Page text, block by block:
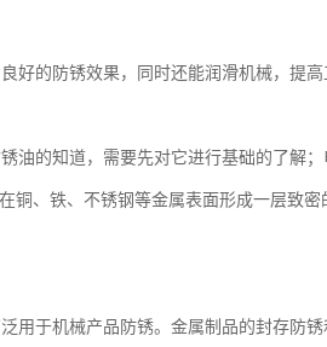
好的防锈效果，同时还能润滑机械，提
油的知道，需要先对它进行基础的了解
铜、铁、不锈钢等金属表面形成一层致密
用于机械产品防锈。金属制品的封存防